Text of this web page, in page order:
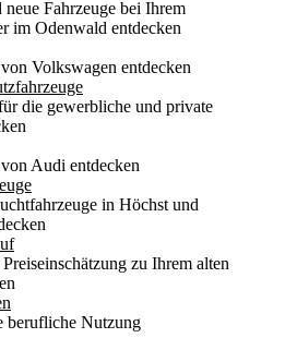
neue Fahrzeuge bei Ihrem
im Odenwald entdecken
Volkswagen entdecken
die gewerbliche und private
Audi entdecken
in Höchst und
zu Ihrem alten
berufliche Nutzung